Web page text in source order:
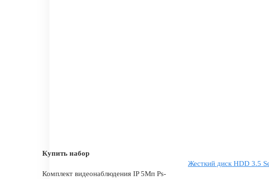
Купить набор
Комплект видеонаблюдения IP 5Мп Ps-
Жесткий диск HDD 3.5